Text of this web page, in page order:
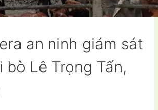
an ninh giám sát
Lê Trọng Tấn,